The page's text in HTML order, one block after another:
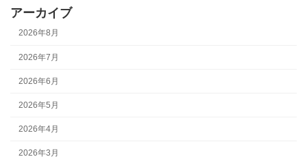
アーカイブ
2026年8月
2026年7月
2026年6月
2026年5月
2026年4月
2026年3月